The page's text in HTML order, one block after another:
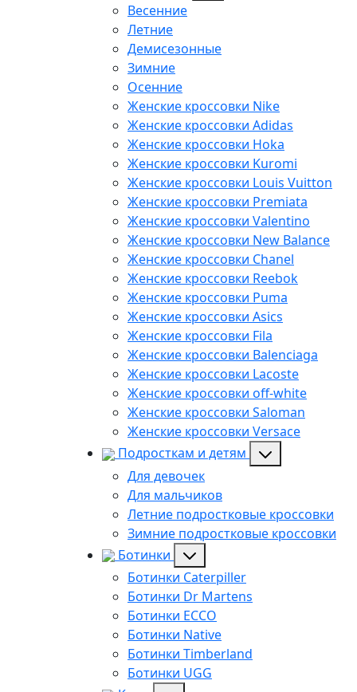
Весенние
Летние
Демисезонные
Зимние
Осенние
Женские кроссовки Nike
Женские кроссовки Adidas
Женские кроссовки Hoka
Женские кроссовки Kuromi
Женские кроссовки Louis Vuitton
Женские кроссовки Premiata
Женские кроссовки Valentino
Женские кроссовки New Balance
Женские кроссовки Chanel
Женские кроссовки Reebok
Женские кроссовки Puma
Женские кроссовки Asics
Женские кроссовки Fila
Женские кроссовки Balenciaga
Женские кроссовки Lacoste
Женские кроссовки off-white
Женские кроссовки Saloman
Женские кроссовки Versace
Подросткам и детям
Для девочек
Для мальчиков
Летние подростковые кроссовки
Зимние подростковые кроссовки
Ботинки
Ботинки Caterpiller
Ботинки Dr Martens
Ботинки ECCO
Ботинки Native
Ботинки Timberland
Ботинки UGG